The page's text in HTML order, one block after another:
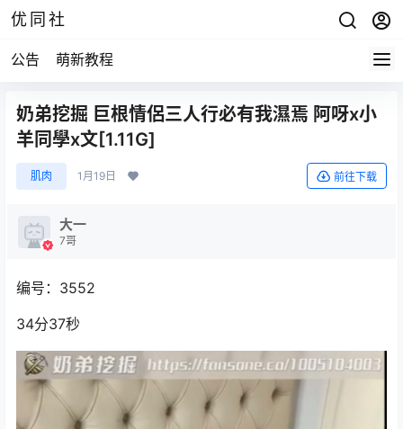
优同社
公告 萌新教程
奶弟挖掘 巨根情侶三人行必有我濕焉 阿呀x小
羊同學x文[1.11G]
肌肉 1月19日 前往下载
大一
7哥
编号：3552
34分37秒